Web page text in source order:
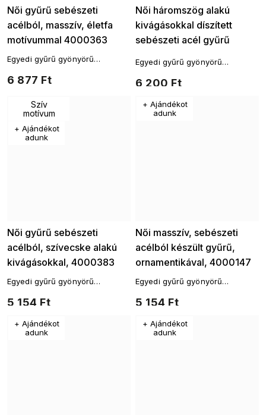
Női gyűrű sebészeti
acélból, masszív, életfa
motívummal 4000363
6 877 Ft
Egyedi gyűrű gyönyörű
bármilyen öltözék
Női háromszög alakú
kivágásokkal díszített
sebészeti acél gyűrű
6 200 Ft
Egyedi gyűrű gyönyörű
bármilyen öltözék
Szív
motívum
+ Ajándékot
adunk
Női gyűrű sebészeti
acélból, szívecske alakú
kivágásokkal, 4000383
5 154 Ft
Egyedi gyűrű gyönyörű
bármilyen öltözék
+ Ajándékot
adunk
Női masszív, sebészeti
acélból készült gyűrű,
ornamentikával, 4000147
5 154 Ft
Egyedi gyűrű gyönyörű
bármilyen öltözék
+ Ajándékot
adunk
+ Ajándékot
adunk